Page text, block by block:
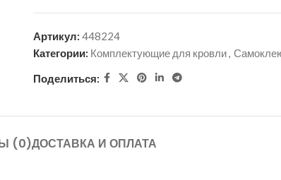
Артикул:448224
Категории: Комплектующие для кровли,
Поделиться:
(0)ДОСТАВКА И ОПЛАТА